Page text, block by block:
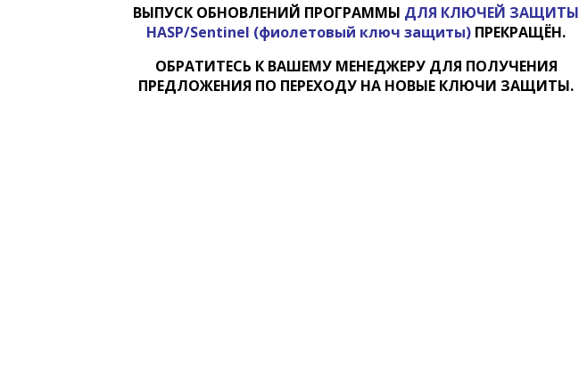
ВЫПУСК ОБНОВЛЕНИЙ ПРОГРАММЫ ДЛЯ КЛЮЧЕЙ ЗАЩИТЫ
HASP/Sentinel (фиолетовый ключ защиты) ПРЕКРАЩЁН.
ОБРАТИТЕСЬ К ВАШЕМУ МЕНЕДЖЕРУ ДЛЯ ПОЛУЧЕНИЯ
ПРЕДЛОЖЕНИЯ ПО ПЕРЕХОДУ НА НОВЫЕ КЛЮЧИ ЗАЩИТЫ.